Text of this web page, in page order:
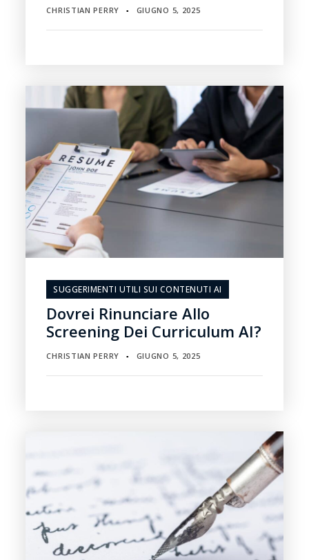
CHRISTIAN PERRY ▪ GIUGNO 5, 2025
SUGGERIMENTI UTILI SUI CONTENUTI AI
Dovrei Rinunciare Allo
Screening Dei Curriculum AI?
CHRISTIAN PERRY ▪ GIUGNO 5, 2025